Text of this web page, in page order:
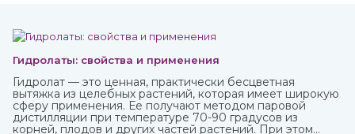
Гидролаты: свойства и применения
Гидролат — это ценная, практически бесцветная
вытяжка из целебных растений, которая имеет широкую
сферу применения. Ее получают методом паровой
дистилляции при температуре 70-90 градусов из
корней, плодов и других частей растений. При этом